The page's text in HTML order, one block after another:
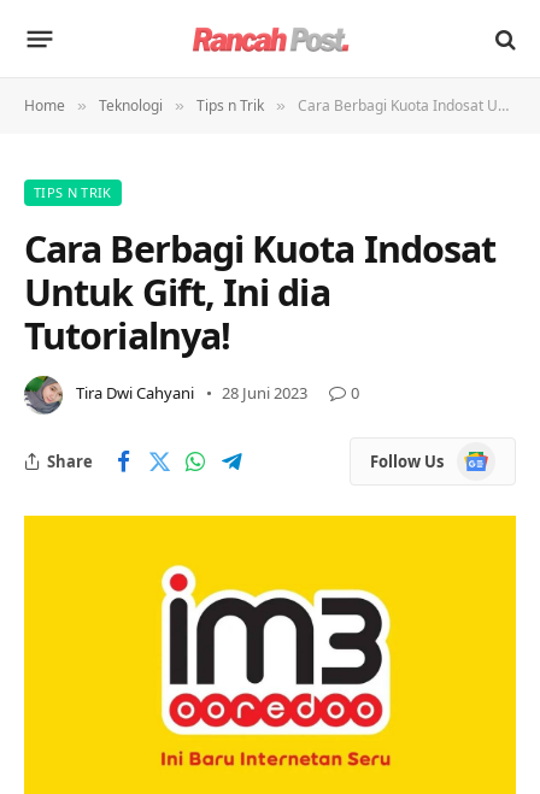
Home » Teknologi » Tips n Trik » Cara Berbagi Kuota Indosat Untuk Gift, Ini dia Tutorialnya!
TIPS N TRIK
Cara Berbagi Kuota Indosat
Untuk Gift, Ini dia
Tutorialnya!
Tira Dwi Cahyani 28 Juni 2023 0
Share Follow Us
Google
News